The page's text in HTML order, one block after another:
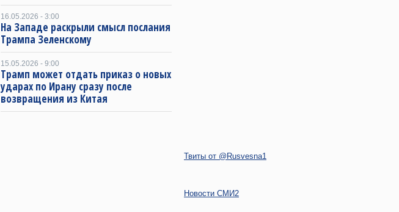
16.05.2026 - 3:00
На Западе раскрыли смысл послания
Трампа Зеленскому
15.05.2026 - 9:00
Трамп может отдать приказ о новых
ударах по Ирану сразу после
возвращения из Китая
Твиты от @Rusvesna1
Новости СМИ2